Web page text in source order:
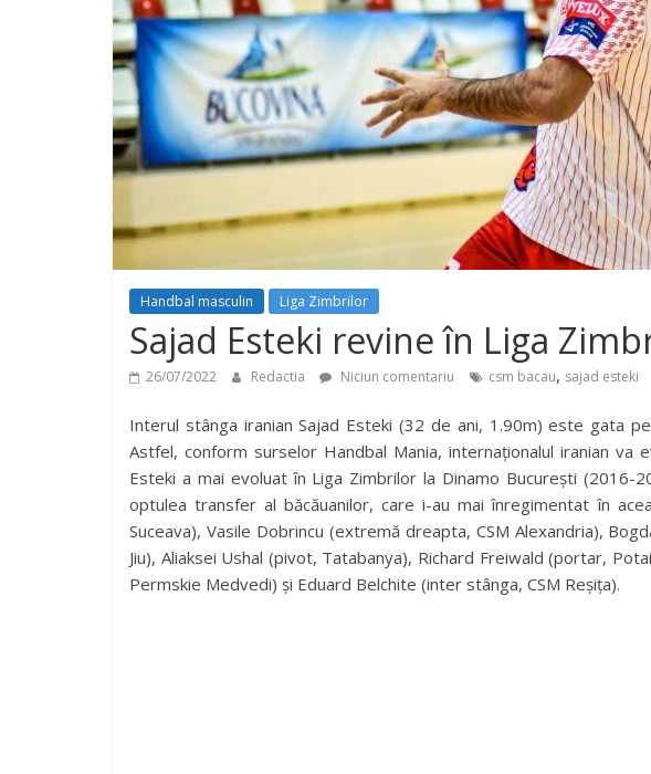
Handbal masculin Liga Zimbrilor
Sajad Esteki revine în Liga
26/07/2022 Redactia Niciun comentariu csm bacau, sajad esteki
Interul stânga iranian Sajad Esteki (32 de ani, 1.90m) este gata
Astfel, conform surselor Handbal Mania, internaționalul iranian va
Esteki a mai evoluat în Liga Zimbrilor la Dinamo București (2016-
optulea transfer al băcăuanilor, care i-au mai înregimentat în
Suceava), Vasile Dobrincu (extremă dreapta, CSM Alexandria),
Jiu), Aliaksei Ushal (pivot, Tatabanya), Richard Freiwald (portar,
Permskie Medvedi) și Eduard Belchite (inter stânga, CSM Reșița).